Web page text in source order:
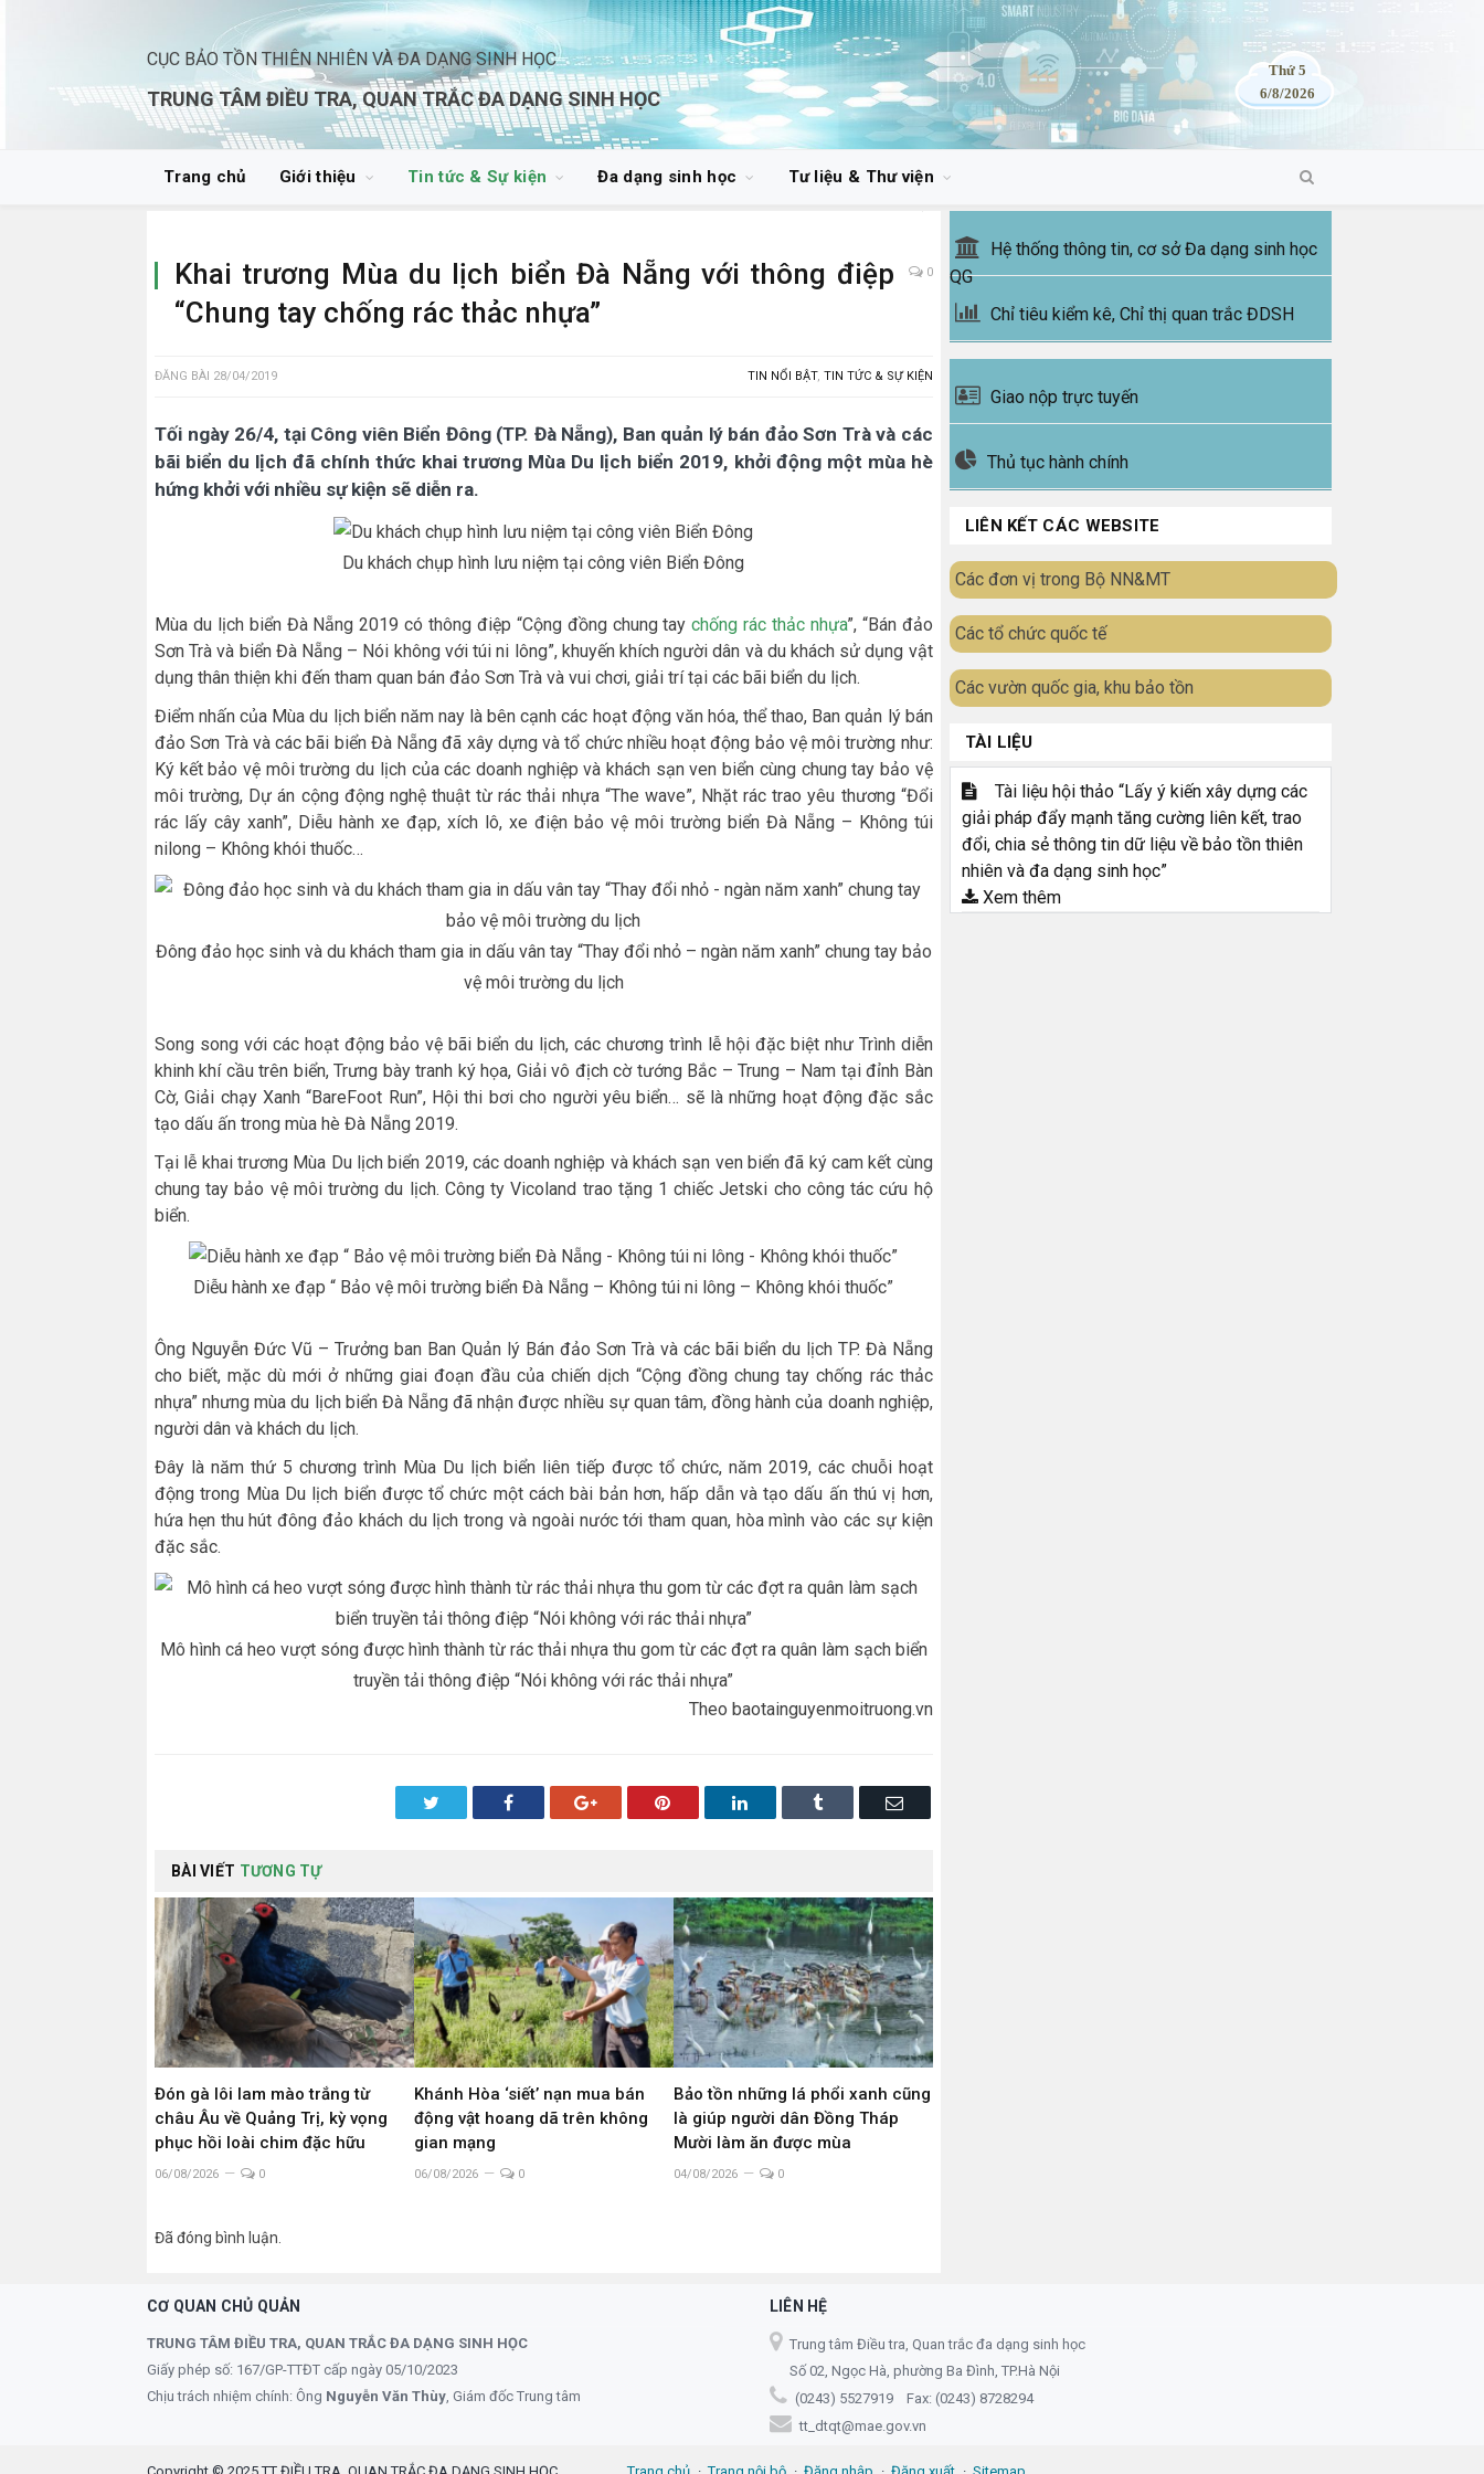
CỤC BẢO TỒN THIÊN NHIÊN VÀ ĐA DẠNG SINH HỌC
TRUNG TÂM ĐIỀU TRA, QUAN TRẮC ĐA DẠNG SINH HỌC
Thứ 5
6/8/2026
Trang chủ Giới thiệu Tin tức & Sự kiện Đa dạng sinh học Tư liệu & Thư viện
Khai trương Mùa du lịch biển Đà Nẵng với thông điệp
“Chung tay chống rác thảc nhựa”
0
ĐĂNG BÀI 28/04/2019 TIN NỔI BẬT, TIN TỨC & SỰ KIỆN
Tối ngày 26/4, tại Công viên Biển Đông (TP. Đà Nẵng), Ban quản lý bán đảo Sơn Trà và các
bãi biển du lịch đã chính thức khai trương Mùa Du lịch biển 2019, khởi động một mùa hè
hứng khởi với nhiều sự kiện sẽ diễn ra.
Du khách chụp hình lưu niệm tại công viên Biển Đông
Mùa du lịch biển Đà Nẵng 2019 có thông điệp “Cộng đồng chung taychống rác thảc nhựa”, “Bán đảo
Sơn Trà và biển Đà Nẵng – Nói không với túi ni lông”, khuyến khích người dân và du khách sử dụng vật
dụng thân thiện khi đến tham quan bán đảo Sơn Trà và vui chơi, giải trí tại các bãi biển du lịch.
Điểm nhấn của Mùa du lịch biển năm nay là bên cạnh các hoạt động văn hóa, thể thao, Ban quản lý bán
đảo Sơn Trà và các bãi biển Đà Nẵng đã xây dựng và tổ chức nhiều hoạt động bảo vệ môi trường như:
Ký kết bảo vệ môi trường du lịch của các doanh nghiệp và khách sạn ven biển cùng chung tay bảo vệ
môi trường, Dự án cộng động nghệ thuật từ rác thải nhựa “The wave”, Nhặt rác trao yêu thương “Đổi
rác lấy cây xanh”, Diễu hành xe đạp, xích lô, xe điện bảo vệ môi trường biển Đà Nẵng – Không túi
nilong – Không khói thuốc…
Đông đảo học sinh và du khách tham gia in dấu vân tay “Thay đổi nhỏ – ngàn năm xanh” chung tay bảo
vệ môi trường du lịch
Song song với các hoạt động bảo vệ bãi biển du lịch, các chương trình lễ hội đặc biệt như Trình diễn
khinh khí cầu trên biển, Trưng bày tranh ký họa, Giải vô địch cờ tướng Bắc – Trung – Nam tại đỉnh Bàn
Cờ, Giải chạy Xanh “BareFoot Run”, Hội thi bơi cho người yêu biển… sẽ là những hoạt động đặc sắc
tạo dấu ấn trong mùa hè Đà Nẵng 2019.
Tại lễ khai trương Mùa Du lịch biển 2019, các doanh nghiệp và khách sạn ven biển đã ký cam kết cùng
chung tay bảo vệ môi trường du lịch. Công ty Vicoland trao tặng 1 chiếc Jetski cho công tác cứu hộ
biển.
Diễu hành xe đạp “ Bảo vệ môi trường biển Đà Nẵng – Không túi ni lông – Không khói thuốc”
Ông Nguyễn Đức Vũ – Trưởng ban Ban Quản lý Bán đảo Sơn Trà và các bãi biển du lịch TP. Đà Nẵng
cho biết, mặc dù mới ở những giai đoạn đầu của chiến dịch “Cộng đồng chung tay chống rác thảc
nhựa” nhưng mùa du lịch biển Đà Nẵng đã nhận được nhiều sự quan tâm, đồng hành của doanh nghiệp,
người dân và khách du lịch.
Đây là năm thứ 5 chương trình Mùa Du lịch biển liên tiếp được tổ chức, năm 2019, các chuỗi hoạt
động trong Mùa Du lịch biển được tổ chức một cách bài bản hơn, hấp dẫn và tạo dấu ấn thú vị hơn,
hứa hẹn thu hút đông đảo khách du lịch trong và ngoài nước tới tham quan, hòa mình vào các sự kiện
đặc sắc.
Mô hình cá heo vượt sóng được hình thành từ rác thải nhựa thu gom từ các đợt ra quân làm sạch biển
truyền tải thông điệp “Nói không với rác thải nhựa”
Theo baotainguyenmoitruong.vn
Twitter Facebook Google+ Pinterest LinkedIn Tumblr Email
BÀI VIẾT TƯƠNG TỰ
Đón gà lôi lam mào trắng từ
châu Âu về Quảng Trị, kỳ vọng
phục hồi loài chim đặc hữu
06/08/2026 0
Khánh Hòa ‘siết’ nạn mua bán
động vật hoang dã trên không
gian mạng
06/08/2026 0
Bảo tồn những lá phổi xanh cũng
là giúp người dân Đồng Tháp
Mười làm ăn được mùa
04/08/2026 0
Đã đóng bình luận.
Hệ thống thông tin, cơ sở Đa dạng sinh học
QG
Chỉ tiêu kiểm kê, Chỉ thị quan trắc ĐDSH
Giao nộp trực tuyến
Thủ tục hành chính
LIÊN KẾT CÁC WEBSITE
Các đơn vị trong Bộ NN&MT
Các tổ chức quốc tế
Các vườn quốc gia, khu bảo tồn
TÀI LIỆU
Tài liệu hội thảo “Lấy ý kiến xây dựng các
giải pháp đẩy mạnh tăng cường liên kết, trao
đổi, chia sẻ thông tin dữ liệu về bảo tồn thiên
nhiên và đa dạng sinh học”
Xem thêm
CƠ QUAN CHỦ QUẢN
TRUNG TÂM ĐIỀU TRA, QUAN TRẮC ĐA DẠNG SINH HỌC
Giấy phép số: 167/GP-TTĐT cấp ngày 05/10/2023
Chịu trách nhiệm chính: Ông Nguyễn Văn Thùy , Giám đốc Trung tâm
LIÊN HỆ
Trung tâm Điều tra, Quan trắc đa dạng sinh học
Số 02, Ngọc Hà, phường Ba Đình, TP.Hà Nội
(0243) 5527919 Fax: (0243) 8728294
tt_dtqt@mae.gov.vn